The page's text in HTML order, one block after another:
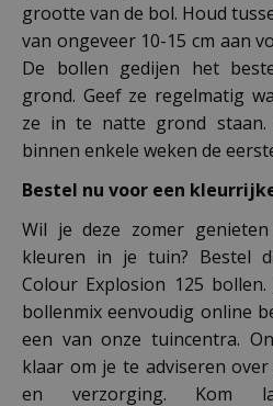
grootte van de bol. Houd
van ongeveer 10-15 cm aan
De bollen gedijen het
grond. Geef ze regelmatig
ze in te natte grond
binnen enkele weken de
Bestel nu voor een
Wil je deze zomer
kleuren in je tuin? Bestel
Colour Explosion 125
bollenmix eenvoudig online
een van onze tuincentra.
klaar om je te adviseren
en verzorging. Kom